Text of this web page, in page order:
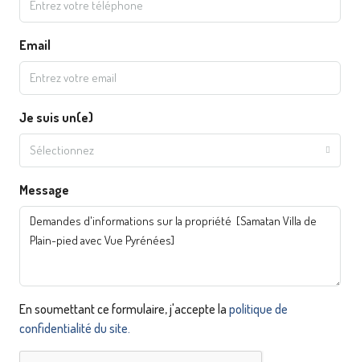
Email
Je suis un(e)
Sélectionnez
Message
En soumettant ce formulaire, j'accepte la politique de
confidentialité du site.